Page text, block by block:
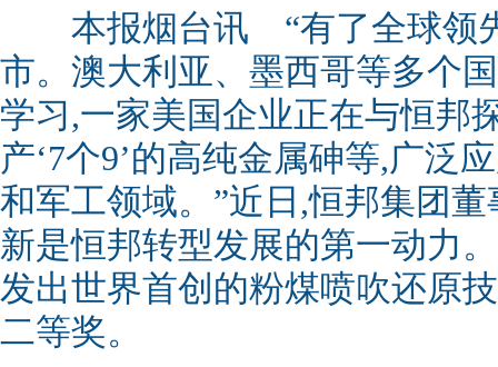
本报烟台讯 “有了全球领先
市。澳大利亚、墨西哥等多个
学习,一家美国企业正在与恒邦
产‘7个9’的高纯金属砷等,广泛
和军工领域。”近日,恒邦集团
新是恒邦转型发展的第一动力
发出世界首创的粉煤喷吹还原
二等奖。